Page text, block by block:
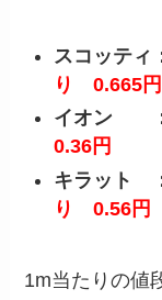
スコッテ
り 0.665円
イオン
0.36円
キラット
り 0.56円
1m当たりの値